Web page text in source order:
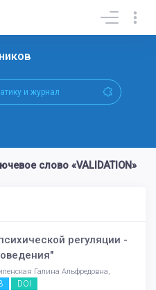
слово «VALIDATION»
регуляции -
Галина Альфредовна,
DOI